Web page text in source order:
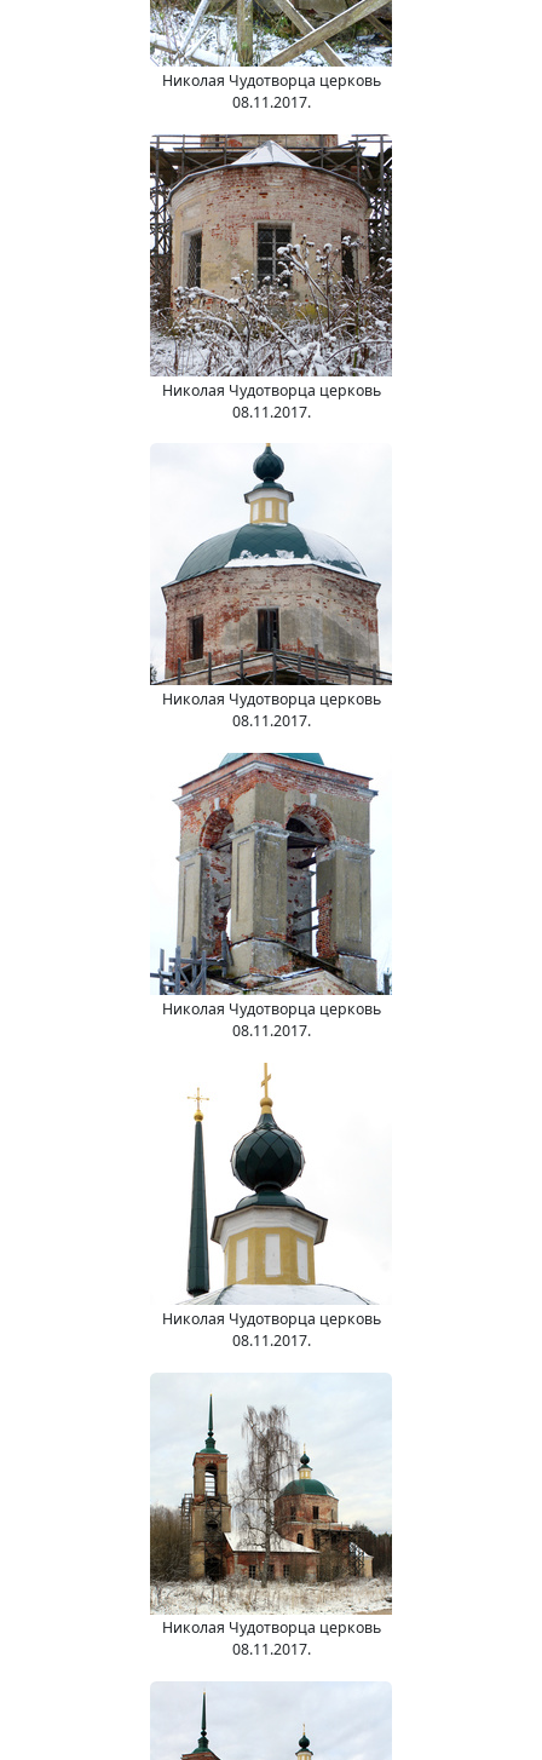
Николая Чудотворца церковь
08.11.2017.
Николая Чудотворца церковь
08.11.2017.
Николая Чудотворца церковь
08.11.2017.
Николая Чудотворца церковь
08.11.2017.
Николая Чудотворца церковь
08.11.2017.
Николая Чудотворца церковь
08.11.2017.